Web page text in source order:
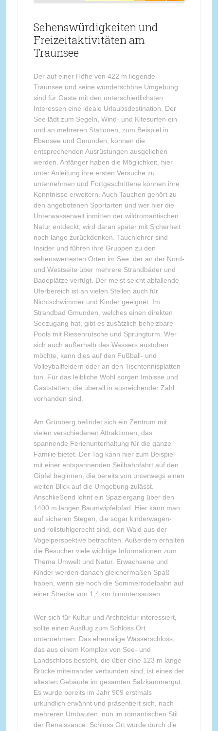
Sehenswürdigkeiten und
Freizeitaktivitäten am
Traunsee
Der auf einer Höhe von 422 m liegende
Traunsee und seine wunderschöne Umgebung
sind für Gäste mit den unterschiedlichsten
Interessen eine ideale Urlaubsdestination. Der
See lädt zum Segeln, Wind- und Kitesurfen ein
und an mehreren Stationen, zum Beispiel in
Ebensee und Gmunden, können die
entsprechenden Ausrüstungen ausgeliehen
werden. Anfänger haben die Möglichkeit, hier
unter Anleitung ihre ersten Versuche zu
unternehmen und Fortgeschrittene können ihre
Kenntnisse erweitern. Auch Tauchen gehört zu
den angebotenen Sportarten und wer hier die
Unterwasserwelt inmitten der wildromantischen
Natur entdeckt, wird daran später mit Sicherheit
noch lange zurückdenken. Tauchlehrer sind
Insider und führen ihre Gruppen zu den
sehenswertesten Orten im See, der an der Nord-
und Westseite über mehrere Strandbäder und
Badeplätze verfügt. Der meist seicht abfallende
Uferbereich ist an vielen Stellen auch für
Nichtschwimmer und Kinder geeignet. Im
Strandbad Gmunden, welches einen direkten
Seezugang hat, gibt es zusätzlich beheizbare
Pools mit Riesenrutsche und Sprungturm. Wer
sich auch außerhalb des Wassers austoben
möchte, kann dies auf den Fußball- und
Volleyballfeldern oder an den Tischtennisplatten
tun. Für das leibliche Wohl sorgen Imbisse und
Gaststätten, die überall in ausreichender Zahl
vorhanden sind.
Am Grünberg befindet sich ein Zentrum mit
vielen verschiedenen Attraktionen, das
spannende Ferienunterhaltung für die ganze
Familie bietet. Der Tag kann hier zum Beispiel
mit einer entspannenden Seilbahnfahrt auf den
Gipfel beginnen, die bereits von unterwegs einen
weiten Blick auf die Umgebung zulässt.
Anschließend lohnt ein Spaziergang über den
1400 m langen Baumwipfelpfad. Hier kann man
auf sicheren Stegen, die sogar kinderwagen-
und rollstuhlgerecht sind, den Wald aus der
Vogelperspektive betrachten. Außerdem erhalten
die Besucher viele wichtige Informationen zum
Thema Umwelt und Natur. Erwachsene und
Kinder werden danach gleichermaßen Spaß
haben, wenn sie noch die Sommerrodelbahn auf
einer Strecke von 1,4 km hinuntersausen.
Wer sich für Kultur und Architektur interessiert,
sollte einen Ausflug zum Schloss Ort
unternehmen. Das ehemalige Wasserschloss,
das aus einem Komplex von See- und
Landschloss besteht, die über eine 123 m lange
Brücke miteinander verbunden sind, ist eines der
ältesten Gebäude im gesamten Salzkammergut.
Es wurde bereits im Jahr 909 erstmals
urkundlich erwähnt und präsentiert sich, nach
mehreren Umbauten, nun im romantischen Stil
der Renaissance. Schloss Ort wurde durch die